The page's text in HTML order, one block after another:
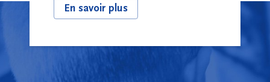
En savoir plus